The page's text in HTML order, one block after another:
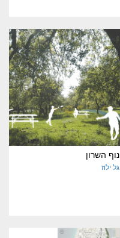
נוף השרון
גל ילוז